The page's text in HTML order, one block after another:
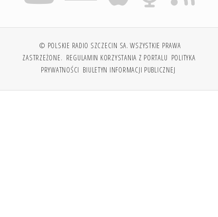
© POLSKIE RADIO SZCZECIN SA. WSZYSTKIE PRAWA
ZASTRZEŻONE. REGULAMIN KORZYSTANIA Z PORTALU POLITYKA
PRYWATNOŚCI BIULETYN INFORMACJI PUBLICZNEJ